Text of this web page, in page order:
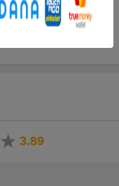
ｅ ｏｆ ｃａｋｅ』
時に掲載されていた
3.89